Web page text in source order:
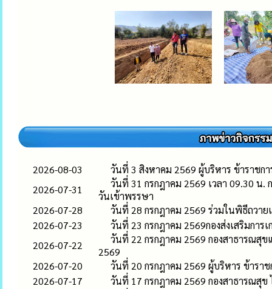
2026-08-03
วันที่ 3 สิงหาคม 2569 ผู้บริหาร ข้าราช
2026-07-31
วันที่ 31 กรกฎาคม 2569 เวลา 09.30 น
วันเข้าพรรษา
2026-07-28
วันที่ 28 กรกฎาคม 2569 ร่วมในพิธีถวา
2026-07-23
วันที่ 23 กรกฎาคม 2569กองส่งเสริมกา
2026-07-22
วันที่ 22 กรกฎาคม 2569 กองสาธารณสุข
2569
2026-07-20
วันที่ 20 กรกฎาคม 2569 ผู้บริหาร ข้ารา
2026-07-17
วันที่ 17 กรกฎาคม 2569 กองสาธารณสุข